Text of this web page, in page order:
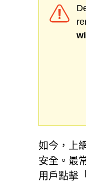
如今，上
安全。最
用戶點擊